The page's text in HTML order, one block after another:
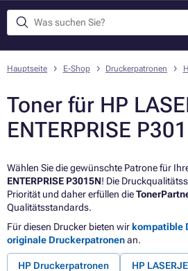
Hauptseite E-Shop Druckerpatronen
Toner für HP
ENTERPRISE
Wählen Sie die gewünschte Patrone für
ENTERPRISE P3015N! Die
Priorität und daher erfüllen die
Qualitätsstandards.
Für diesen Drucker bieten wir kompatible
originale Druckerpatronenan.
HP Druckerpatronen HP